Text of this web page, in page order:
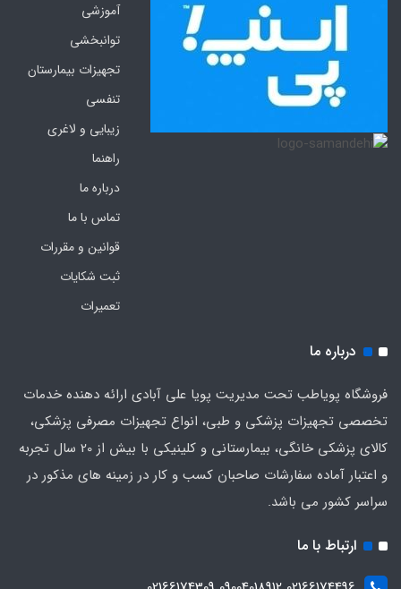
آموزشی
توانبخشی
تجهیزات بیمارستان
تنفسی
زیبایی و لاغری
راهنما
درباره ما
تماس با ما
قوانین و مقررات
ثبت شکایات
تعمیرات
درباره ما
فروشگاه پویاطب تحت مدیریت پویا علی آبادی ارائه دهنده خدمات
تخصصی تجهیزات پزشکی و طبی، انواع تجهیزات مصرفی پزشکی،
کالای پزشکی خانگی، بیمارستانی و کلینیکی با بیش از 20 سال تجربه
و اعتبار آماده سفارشات صاحبان کسب و کار در زمینه های مذکور در
سراسر کشور می باشد.
ارتباط با ما